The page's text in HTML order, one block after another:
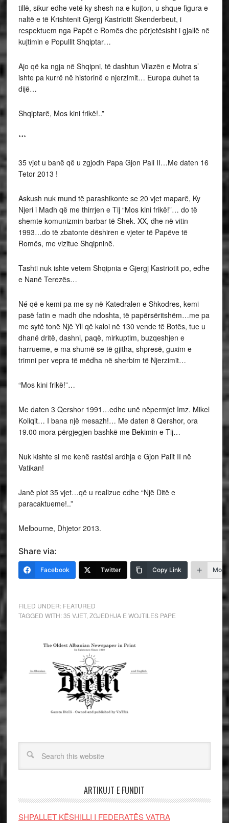
tillë, sikur edhe vetë ky shesh na e kujton, u shque figura e
naltë e të Krishtenit Gjergj Kastriotit Skenderbeut, i
respektuem nga Papët e Romës dhe përjetësisht i gjallë në
kujtimin e Popullit Shqiptar…
Ajo që ka ngja në Shqipni, të dashtun Vllazën e Motra s’
ishte pa kurrë në historinë e njerzimit… Europa duhet ta
dijë…
Shqiptarë, Mos kini frikë!..”
***
35 vjet u banë që u zgjodh Papa Gjon Pali II…Me daten 16
Tetor 2013 !
Askush nuk mund të parashikonte se 20 vjet maparë, Ky
Njeri i Madh që me thirrjen e Tij “Mos kini frikë!”… do të
shemte komunizmin barbar të Shek. XX, dhe në vitin
1993…do të zbatonte dëshiren e vjeter të Papëve të
Romës, me vizitue Shqipninë.
Tashti nuk ishte vetem Shqipnia e Gjergj Kastriotit po, edhe
e Nanë Terezës…
Né që e kemi pa me sy në Katedralen e Shkodres, kemi
pasë fatin e madh dhe ndoshta, të papërsëritshëm…me pa
me sytë tonë Një Yll që kaloi në 130 vende të Botës, tue u
dhanë dritë, dashni, paqë, mirkuptim, buzqeshjen e
harrueme, e ma shumë se të gjitha, shpresë, guxim e
trimni per vepra të mëdha në sherbim të Njerzimit…
“Mos kini frikë!”…
Me daten 3 Qershor 1991…edhe unë nëpermjet Imz. Mikel
Koliqit… I bana një mesazh!… Me daten 8 Qershor, ora
19.00 mora përgjegjen bashkë me Bekimin e Tij…
Nuk kishte si me kenë rastësi ardhja e Gjon Palit II në
Vatikan!
Janë plot 35 vjet…që u realizue edhe “Një Ditë e
paracaktueme!..”
Melbourne, Dhjetor 2013.
Share via:
Facebook Twitter Copy Link More
FILED UNDER: FEATURED
TAGGED WITH:35 VJET, ZGJEDHJA E WOJTILES PAPE
ARTIKUJT E FUNDIT
SHPALLET KËSHILLI I FEDERATËS VATRA